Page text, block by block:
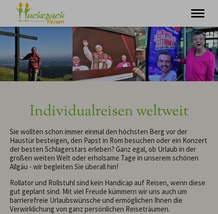
Minigruppenreisen
Individualurlaub
Tagesausflüge
Über uns
Individualreisen weltweit
Sie wollten schon immer einmal den höchsten Berg vor der
Haustür besteigen, den Papst in Rom besuchen oder ein Konzert
der besten Schlagerstars erleben? Ganz egal, ob Urlaub in der
großen weiten Welt oder erholsame Tage in unserem schönen
Allgäu - wir begleiten Sie überall hin!
Rollator und Rollstuhl sind kein Handicap auf Reisen, wenn diese
gut geplant sind. Mit viel Freude kümmern wir uns auch um
barrierefreie Urlaubswünsche und ermöglichen Ihnen die
Verwirklichung von ganz persönlichen Reiseträumen.